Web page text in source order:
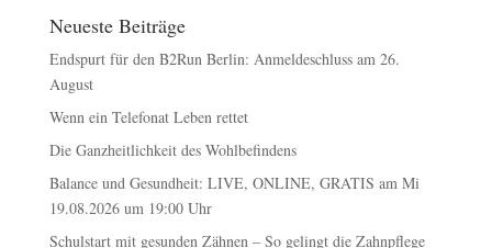
Neueste Beiträge
Endspurt für den B2Run Berlin: Anmeldeschluss am 26.
August
Wenn ein Telefonat Leben rettet
Die Ganzheitlichkeit des Wohlbefindens
Balance und Gesundheit: LIVE, ONLINE, GRATIS am Mi
19.08.2026 um 19:00 Uhr
Schulstart mit gesunden Zähnen – So gelingt die Zahnpflege